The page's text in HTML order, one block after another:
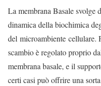
La membrana Basale svolge
dinamica della biochimica
del microambiente cellulare.
scambio è regolato proprio
membrana basale, e il
certi casi può offrire una